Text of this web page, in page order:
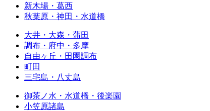
新木場・葛西
秋葉原・神田・水道橋
大井・大森・蒲田
調布・府中・多摩
自由ヶ丘・田園調布
町田
三宅島・八丈島
御茶ノ水・水道橋・後楽園
小笠原諸島